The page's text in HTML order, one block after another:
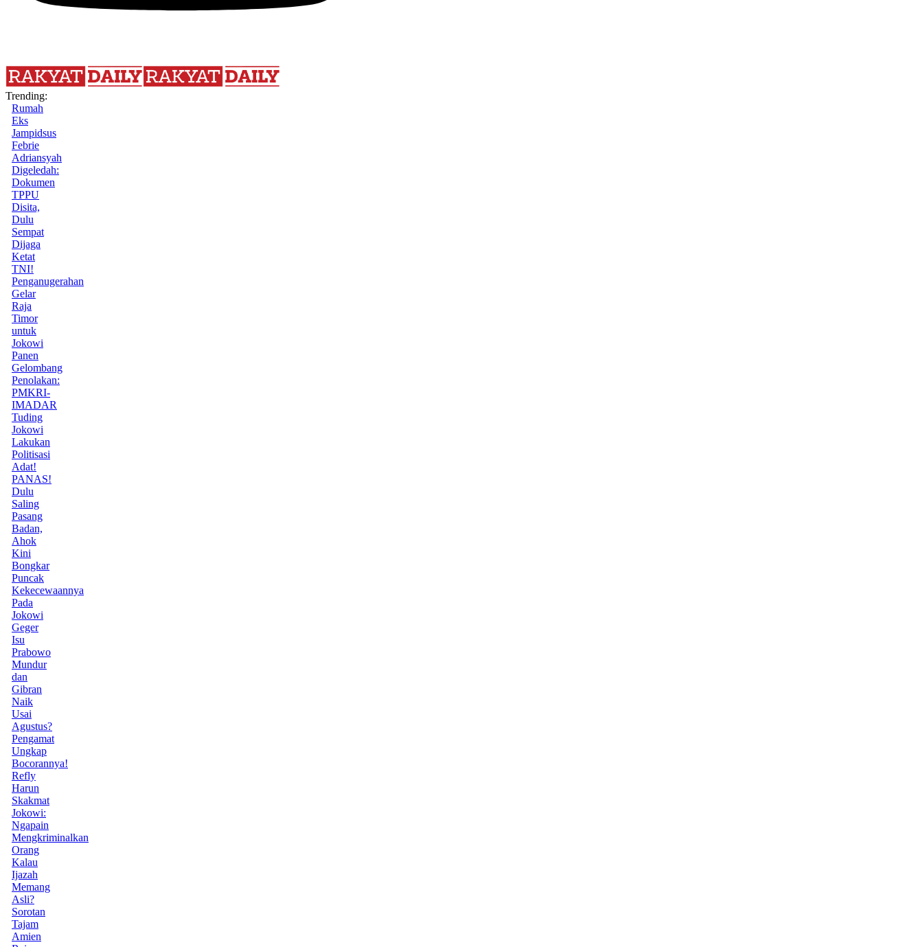
Trending:
Rumah
Eks
Jampidsus
Febrie
Adriansyah
Digeledah:
Dokumen
TPPU
Disita,
Dulu
Sempat
Dijaga
Ketat
TNI!
Penganugerahan
Gelar
Raja
Timor
untuk
Jokowi
Panen
Gelombang
Penolakan:
PMKRI-
IMADAR
Tuding
Jokowi
Lakukan
Politisasi
Adat!
PANAS!
Dulu
Saling
Pasang
Badan,
Ahok
Kini
Bongkar
Puncak
Kekecewaannya
Pada
Jokowi
Geger
Isu
Prabowo
Mundur
dan
Gibran
Naik
Usai
Agustus?
Pengamat
Ungkap
Bocorannya!
Refly
Harun
Skakmat
Jokowi:
Ngapain
Mengkriminalkan
Orang
Kalau
Ijazah
Memang
Asli?
Sorotan
Tajam
Amien